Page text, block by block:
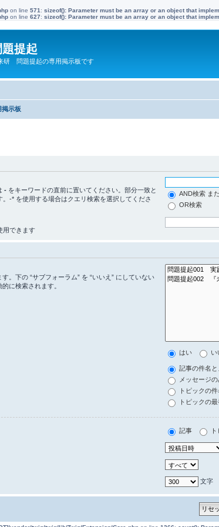
on line 571 : sizeof(): Parameter must be an array or an object that
on line 627: sizeof(): Parameter must be an array or an object that
題提起
研 問題提起の専用掲示板です
示板
- をキーワードの直前に置いてください。部分一致と
-* を使用する場合はクエリ検索を選択してくださ
AND検索 ま
OR検索
用できます
。下の “サブフォーラム” を “いいえ” にしていない
に検索されます。
はい い
記事の件名
メッセージ
トピックの
トピックの
記事
文字